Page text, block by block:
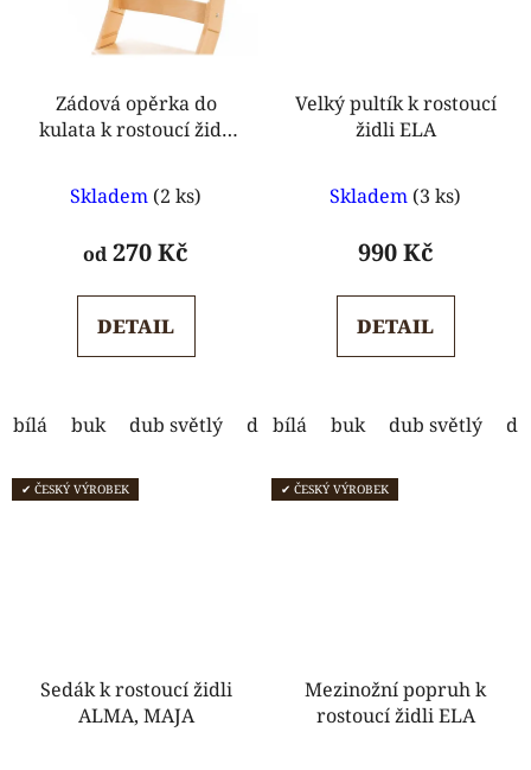
Zádová opěrka do
kulata k rostoucí židli
hodnocení
produktu
5,0
z
Skladem (2 ks)
od270 Kč
DETAIL
bílá buk dub světlý dub tmavý ořech wenge
Velký pultík k rostoucí
židli ELA
hodnocení
produktu
5,0
z
Skladem (3 ks)
990 Kč
DETAIL
bílá buk dub světlý
✔ ČESKÝ VÝROBEK
Sedák k rostoucí židli
ALMA, MAJA
✔ ČESKÝ VÝROBEK
Mezinožní popruh k
rostoucí židli ELA